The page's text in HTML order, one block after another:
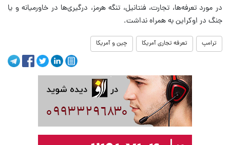
در مورد تعرفه‌ها، تجارت، فنتانیل، تنگه هرمز، درگیری‌ها در خاورمیانه و یا
جنگ در اوکراین به همراه نداشت.
ترامپ تعرفه تجاری آمریکا چین و آمریکا